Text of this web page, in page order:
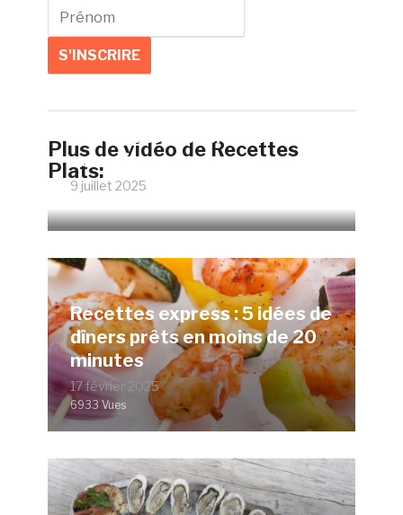
Plus de vidéo de Recettes
Plats:
Faire un œuf poché parfait
sans vinaigre
9 juillet 2025
Recettes express : 5 idées de
dîners prêts en moins de 20
minutes
17 février 2025
6933 Vues